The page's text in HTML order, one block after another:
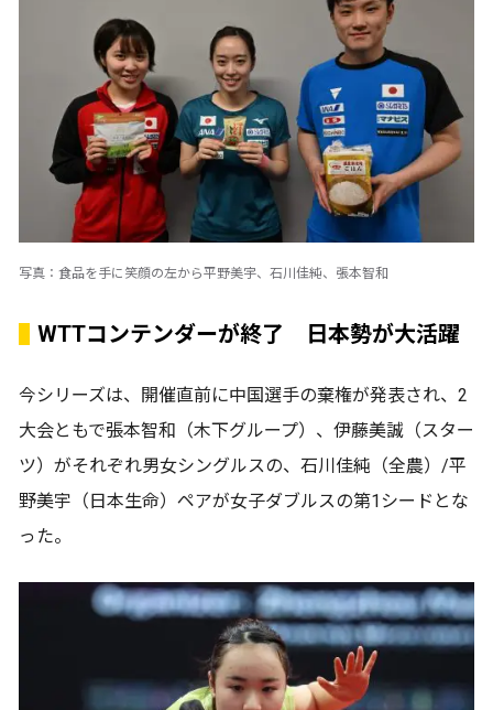
写真：食品を手に笑顔の左から平野美宇、石川佳純、張本智和
WTTコンテンダーが終了 日本勢が大活躍
今シリーズは、開催直前に中国選手の棄権が発表され、2
大会ともで張本智和（木下グループ）、伊藤美誠（スター
ツ）がそれぞれ男女シングルスの、石川佳純（全農）/平
野美宇（日本生命）ペアが女子ダブルスの第1シードとな
った。